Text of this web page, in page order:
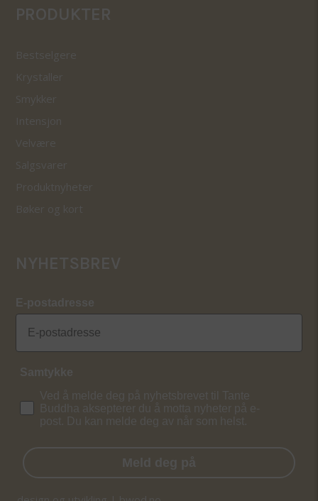
PRODUKTER
Bestselgere
Krystaller
Smykker
Intensjon
Velvære
Salgsvarer
Produktnyheter
Bøker og kort
NYHETSBREV
E-postadresse
Samtykke
Ved å melde deg på nyhetsbrevet til Tante
Buddha aksepterer du å motta nyheter på e-
post. Du kan melde deg av når som helst.
Meld deg på